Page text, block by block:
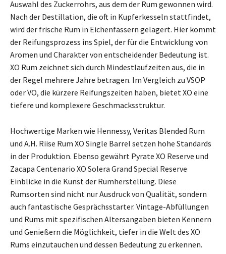
Auswahl des Zuckerrohrs, aus dem der Rum gewonnen wird.
Nach der Destillation, die oft in Kupferkesseln stattfindet,
wird der frische Rum in Eichenfässern gelagert. Hier kommt
der Reifungsprozess ins Spiel, der für die Entwicklung von
Aromen und Charakter von entscheidender Bedeutung ist.
XO Rum zeichnet sich durch Mindestlaufzeiten aus, die in
der Regel mehrere Jahre betragen. Im Vergleich zu VSOP
oder VO, die kürzere Reifungszeiten haben, bietet XO eine
tiefere und komplexere Geschmacksstruktur.
Hochwertige Marken wie Hennessy, Veritas Blended Rum
und A.H. Riise Rum XO Single Barrel setzen hohe Standards
in der Produktion. Ebenso gewährt Pyrate XO Reserve und
Zacapa Centenario XO Solera Grand Special Reserve
Einblicke in die Kunst der Rumherstellung. Diese
Rumsorten sind nicht nur Ausdruck von Qualität, sondern
auch fantastische Gesprächsstarter. Vintage-Abfüllungen
und Rums mit spezifischen Altersangaben bieten Kennern
und Genießern die Möglichkeit, tiefer in die Welt des XO
Rums einzutauchen und dessen Bedeutung zu erkennen.